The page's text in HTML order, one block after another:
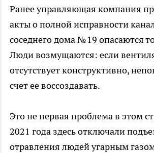
Ранее управляющая компания
акты о полной исправности
соседнего дома № 19 опасаются
Люди возмущаются: если
отсутствует конструктивно,
счет ее воссоздавать.
Это не первая проблема в этом
2021 года здесь отключали
отравления людей угарным